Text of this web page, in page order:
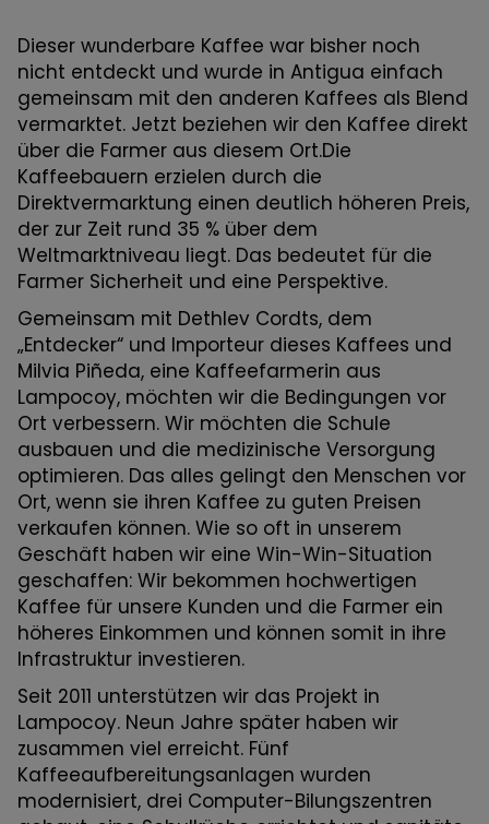
Dieser wunderbare Kaffee war bisher noch
nicht entdeckt und wurde in Antigua einfach
gemeinsam mit den anderen Kaffees als Blend
vermarktet. Jetzt beziehen wir den Kaffee direkt
über die Farmer aus diesem Ort.Die
Kaffeebauern erzielen durch die
Direktvermarktung einen deutlich höheren Preis,
der zur Zeit rund 35 % über dem
Weltmarktniveau liegt. Das bedeutet für die
Farmer Sicherheit und eine Perspektive.
Gemeinsam mit Dethlev Cordts, dem
„Entdecker“ und Importeur dieses Kaffees und
Milvia Piñeda, eine Kaffeefarmerin aus
Lampocoy, möchten wir die Bedingungen vor
Ort verbessern. Wir möchten die Schule
ausbauen und die medizinische Versorgung
optimieren. Das alles gelingt den Menschen vor
Ort, wenn sie ihren Kaffee zu guten Preisen
verkaufen können. Wie so oft in unserem
Geschäft haben wir eine Win-Win-Situation
geschaffen: Wir bekommen hochwertigen
Kaffee für unsere Kunden und die Farmer ein
höheres Einkommen und können somit in ihre
Infrastruktur investieren.
Seit 2011 unterstützen wir das Projekt in
Lampocoy. Neun Jahre später haben wir
zusammen viel erreicht. Fünf
Kaffeeaufbereitungsanlagen wurden
modernisiert, drei Computer-Bilungszentren